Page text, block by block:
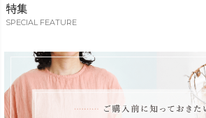
特集
SPECIAL FEATURE